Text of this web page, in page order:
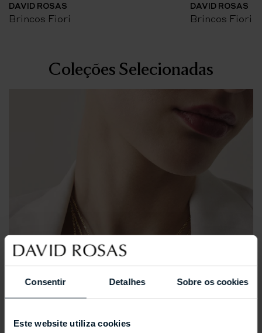
Consentir Detalhes Sobre os cookies
Este website utiliza cookies
DAVID ROSAS
Brincos Fiori
DAVID ROSAS
Brincos Fiori
Coleções Selecionadas